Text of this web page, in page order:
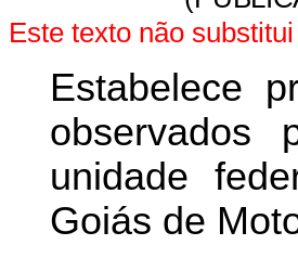
Este texto não
Estabelece
observados
unidade
Goiás de